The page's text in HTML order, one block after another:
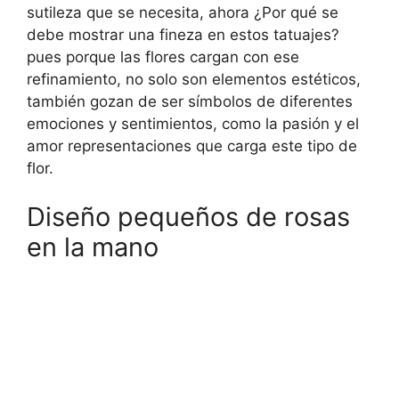
sutileza que se necesita, ahora ¿Por qué se
debe mostrar una fineza en estos tatuajes?
pues porque las flores cargan con ese
refinamiento, no solo son elementos estéticos,
también gozan de ser símbolos de diferentes
emociones y sentimientos, como la pasión y el
amor representaciones que carga este tipo de
flor.
Diseño pequeños de rosas
en la mano